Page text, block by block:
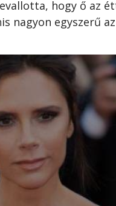
hogy ő az
nagyon egyszerű